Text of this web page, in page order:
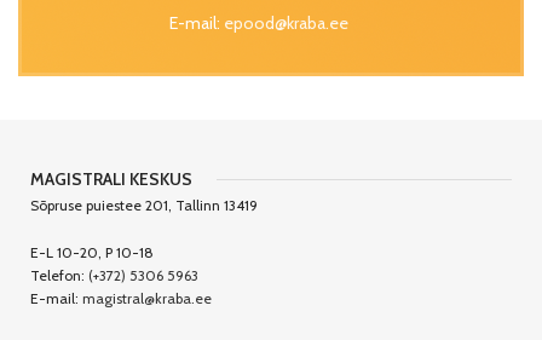
E-mail: epood@kraba.ee
MAGISTRALI KESKUS
Sõpruse puiestee 201, Tallinn 13419
E-L 10-20, P 10-18
Telefon: (+372) 5306 5963
E-mail: magistral@kraba.ee